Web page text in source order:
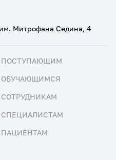
Митрофана Седина, 4
ПОСТУПАЮЩИМ
ОБУЧАЮЩИМСЯ
СОТРУДНИКАМ
СПЕЦИАЛИСТАМ
ПАЦИЕНТАМ